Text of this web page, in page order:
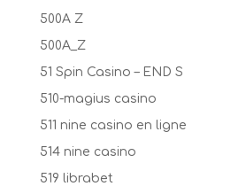
500A Z
500A_Z
51 Spin Casino – END S
510-magius casino
511 nine casino en ligne
514 nine casino
519 librabet